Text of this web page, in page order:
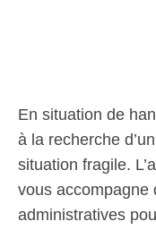
En situation de
à la recherche
situation fragile.
vous accompagne
administratives